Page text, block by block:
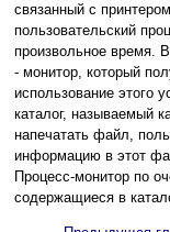
связанный с
пользовательский
произвольное время.
- монитор, который
использование этого
каталог, называемый
напечатать файл,
информацию в этот
Процесс-монитор по
содержащиеся в